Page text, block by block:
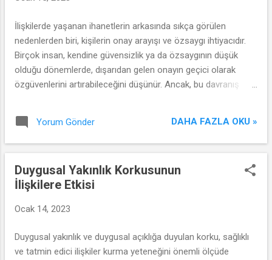
İlişkilerde yaşanan ihanetlerin arkasında sıkça görülen
nedenlerden biri, kişilerin onay arayışı ve özsaygı ihtiyacıdır.
Birçok insan, kendine güvensizlik ya da özsaygının düşük
olduğu dönemlerde, dışarıdan gelen onayın geçici olarak
özgüvenlerini artırabileceğini düşünür. Ancak, bu davranış
ihanet potansiyelini anlamak için öncelikle bu durumun nasıl
ortaya çıktığına bakmak gereklidir.
Yorum Gönder DAHA FAZLA OKU »
Duygusal Yakınlık Korkusunun
İlişkilere Etkisi
Ocak 14, 2023
Duygusal yakınlık ve duygusal açıklığa duyulan korku, sağlıklı
ve tatmin edici ilişkiler kurma yeteneğini önemli ölçüde